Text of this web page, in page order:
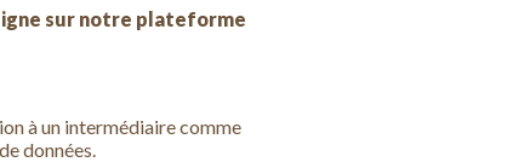
sur notre plateforme
à un intermédiaire comme
données.